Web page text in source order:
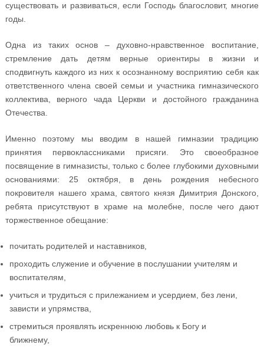
существовать и развиваться, если Господь благословит, многие
годы.
Одна из таких основ – духовно-нравственное воспитание,
стремление дать детям верные ориентиры в жизни и
сподвигнуть каждого из них к осознанному восприятию себя как
ответственного члена своей семьи и участника гимназического
коллектива, верного чада Церкви и достойного гражданина
Отечества.
Именно поэтому мы вводим в нашей гимназии традицию
принятия первоклассниками присяги. Это своеобразное
посвящение в гимназисты, только с более глубокими духовными
основаниями: 25 октября, в день рождения небесного
покровителя нашего храма, святого князя Димитрия Донского,
ребята присутствуют в храме на молебне, после чего дают
торжественное обещание:
почитать родителей и наставников,
проходить служение и обучение в послушании учителям и
воспитателям,
учиться и трудиться с прилежанием и усердием, без лени,
зависти и упрямства,
стремиться проявлять искреннюю любовь к Богу и
ближнему,